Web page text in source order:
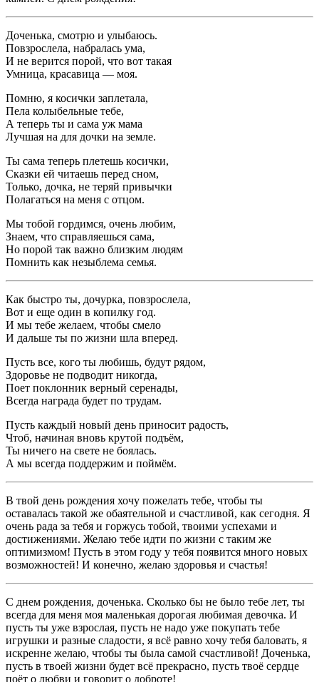
Доченька, смотрю и улыбаюсь.
Повзрослела, набралась ума,
И не верится порой, что вот такая
Умница, красавица — моя.
Помню, я косички заплетала,
Пела колыбельные тебе,
А теперь ты и сама уж мама
Лучшая на для дочки на земле.
Ты сама теперь плетешь косички,
Сказки ей читаешь перед сном,
Только, дочка, не теряй привычки
Полагаться на меня с отцом.
Мы тобой гордимся, очень любим,
Знаем, что справляешься сама,
Но порой так важно близким людям
Помнить как незыблема семья.
Как быстро ты, дочурка, повзрослела,
Вот и еще один в копилку год.
И мы тебе желаем, чтобы смело
И дальше ты по жизни шла вперед.
Пусть все, кого ты любишь, будут рядом,
Здоровье не подводит никогда,
Поет поклонник верный серенады,
Всегда награда будет по трудам.
Пусть каждый новый день приносит радость,
Чтоб, начиная вновь крутой подъём,
Ты ничего на свете не боялась.
А мы всегда поддержим и поймём.
В твой день рождения хочу пожелать тебе, чтобы ты
оставалась такой же обаятельной и счастливой, как сегодня. Я
очень рада за тебя и горжусь тобой, твоими успехами и
достижениями. Желаю тебе идти по жизни с таким же
оптимизмом! Пусть в этом году у тебя появится много новых
возможностей! И конечно, желаю здоровья и счастья!
С днем рождения, доченька. Сколько бы не было тебе лет, ты
всегда для меня моя маленькая дорогая любимая девочка. И
пусть ты уже взрослая, пусть не надо уже покупать тебе
игрушки и разные сладости, я всё равно хочу тебя баловать, я
искренне желаю, чтобы ты была самой счастливой! Доченька,
пусть в твоей жизни будет всё прекрасно, пусть твоё сердце
поёт о любви и говорит о доброте!